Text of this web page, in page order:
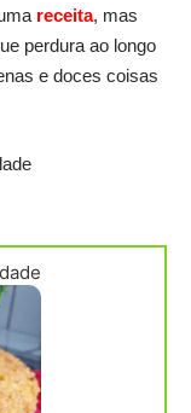
receita, mas
perdura ao longo
e doces coisas